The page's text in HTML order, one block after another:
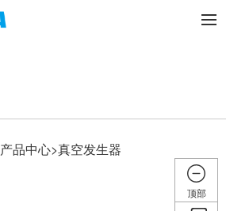
产品中心>真空发生器
顶部